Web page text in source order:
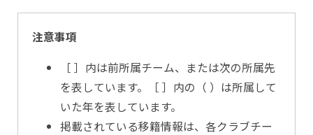
注意事項
［ ］内は前所属チーム、または次の所属先
を表しています。［ ］内の（ ）は所属して
いた年を表しています。
掲載されている移籍情報は、各クラブチー